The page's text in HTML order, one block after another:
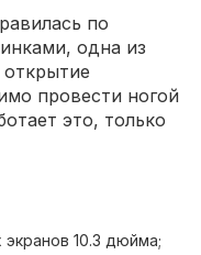
по
одна из
провести ногой
это, только
10.3 дюйма;